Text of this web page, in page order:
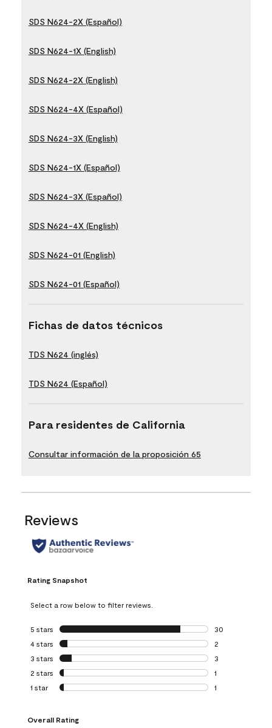
SDS N624-2X (Español)
SDS N624-1X (English)
SDS N624-2X (English)
SDS N624-4X (Español)
SDS N624-3X (English)
SDS N624-1X (Español)
SDS N624-3X (Español)
SDS N624-4X (English)
SDS N624-01 (English)
SDS N624-01 (Español)
Fichas de datos técnicos
TDS N624 (inglés)
TDS N624 (Español)
Para residentes de California
Consultar información de la proposición 65
Reviews
Rating Snapshot
Select a row below to filter reviews.
5 stars stars
30
30 reviews with
4 stars stars
2
2 reviews with 4
3 stars stars
3
3 reviews with 3
2 stars stars
1
1 review with 2
1 star stars
1
Overall Rating